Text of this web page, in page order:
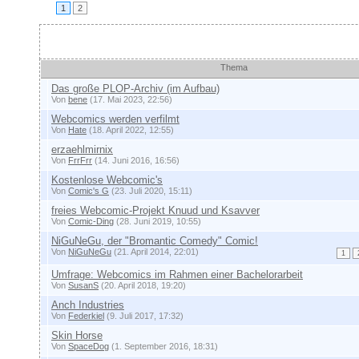
1 2
Thema
Das große PLOP-Archiv (im Aufbau)
Von bene (17. Mai 2023, 22:56)
Webcomics werden verfilmt
Von Hate (18. April 2022, 12:55)
erzaehlmirnix
Von FrrFrr (14. Juni 2016, 16:56)
Kostenlose Webcomic's
Von Comic's G (23. Juli 2020, 15:11)
freies Webcomic-Projekt Knuud und Ksavver
Von Comic-Ding (28. Juni 2019, 10:55)
NiGuNeGu, der "Bromantic Comedy" Comic!
1
Von NiGuNeGu (21. April 2014, 22:01)
Umfrage: Webcomics im Rahmen einer Bachelorarbeit
Von SusanS (20. April 2018, 19:20)
Anch Industries
Von Federkiel (9. Juli 2017, 17:32)
Skin Horse
Von SpaceDog (1. September 2016, 18:31)